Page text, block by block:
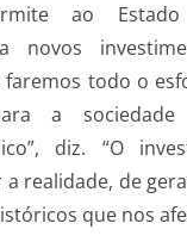
ao
novos
faremos todo o
a
diz. “O
realidade, de
que nos